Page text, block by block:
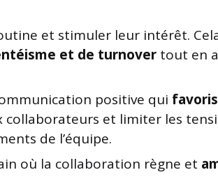
et stimuler leur intérêt.
et de turnover tout en
positive qui
collaborateurs et limiter les
de l’équipe.
où la collaboration règne et